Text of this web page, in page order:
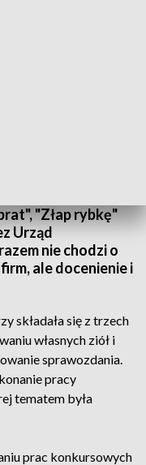
"Złap rybkę"
Urząd
nie chodzi o
ale docenienie i
składała się z trzech
własnych ziół i
sprawozdania.
pracy
tematem była
prac konkursowych